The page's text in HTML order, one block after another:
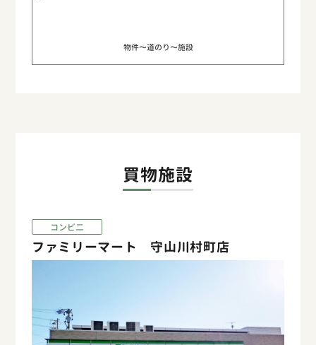
物件〜道のり〜施設
買物施設
コンビ二
ファミリーマート 守山川村町店